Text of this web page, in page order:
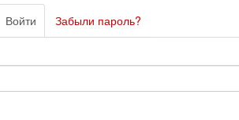
Войти (активная
вкладка)
Забыли пароль?